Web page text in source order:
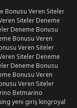
Bonusu Veren Siteler
SitelerDeneme
Deneme Bonusu
Bonusu Veren
Veren Siteler
SitelerDeneme
Deneme Bonusu
Bonusu Veren
Veren Siteler
Betmarino
yeni girişkingroyal